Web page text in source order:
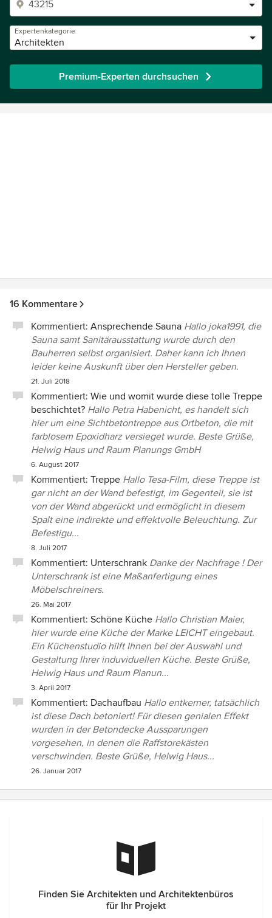
Expertenkategorie
Architekten
Premium-Experten durchsuchen
16 Kommentare
Kommentiert: Ansprechende Sauna Hallo joka1991, die
Sauna samt Sanitärausstattung wurde durch den
Bauherren selbst organisiert. Daher kann ich Ihnen
leider keine Auskunft über den Hersteller geben.
21. Juli 2018
Kommentiert: Wie und womit wurde diese tolle Treppe
beschichtet? Hallo Petra Habenicht, es handelt sich
hier um eine Sichtbetontreppe aus Ortbeton, die mit
farblosem Epoxidharz versieget wurde. Beste Grüße,
Helwig Haus und Raum Planungs GmbH
6. August 2017
Kommentiert: Treppe Hallo Tesa-Film, diese Treppe ist
gar nicht an der Wand befestigt, im Gegenteil, sie ist
von der Wand abgerückt und ermöglicht in diesem
Spalt eine indirekte und effektvolle Beleuchtung. Zur
Befestigu...
8. Juli 2017
Kommentiert: Unterschrank Danke der Nachfrage ! Der
Unterschrank ist eine Maßanfertigung eines
Möbelschreiners.
26. Mai 2017
Kommentiert: Schöne Küche Hallo Christian Maier,
hier wurde eine Küche der Marke LEICHT eingebaut.
Ein Küchenstudio hilft Ihnen bei der Auswahl und
Gestaltung Ihrer induviduellen Küche. Beste Grüße,
Helwig Haus und Raum Planun...
3. April 2017
Kommentiert: Dachaufbau Hallo entkerner, tatsächlich
ist diese Dach betoniert! Für diesen genialen Effekt
wurden in der Betondecke Aussparungen
vorgesehen, in denen die Raffstorekästen
verschwinden. Beste Grüße, Helwig Haus...
26. Januar 2017
Finden Sie Architekten und Architektenbüros
für Ihr Projekt